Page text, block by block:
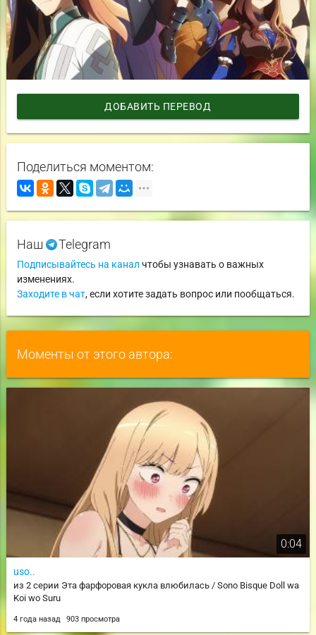
ДОБАВИТЬ ПЕРЕВОД
Поделиться моментом:
Наш Telegram
Подписывайтесь на канал чтобы узнавать о важных
изменениях.
Заходите в чат, если хотите задать вопрос или пообщаться.
Моменты от этого автора:
0:04
uso..
из 2 серии Эта фарфоровая кукла влюбилась / Sono Bisque Doll wa
Koi wo Suru
4 года назад 903 просмотра